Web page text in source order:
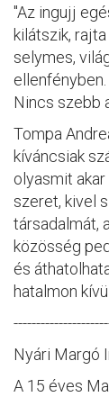
"Az ingujj
kilátszik,
selymes,
ellenfényben.
Nincs szebb
Tompa
kíváncsiak
olyasmit
szeret, kivel
társadalmát,
közösség
és
hatalmon
Nyári Margó
A 15 éves